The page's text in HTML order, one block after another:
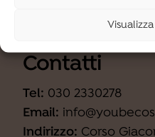
Contatti
Tel: 030 2330278
Email:
Indirizzo: Corso